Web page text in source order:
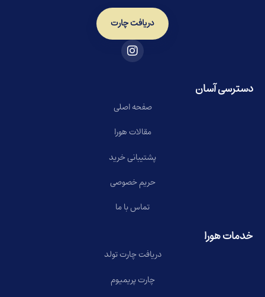
دریافت چارت
دسترسی آسان
صفحه اصلی
مقالات هورا
پشتیبانی خرید
حریم خصوصی
تماس با ما
خدمات هورا
دریافت چارت تولد
چارت پریمیوم